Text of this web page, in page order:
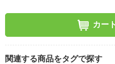
カー
関連する商品をタグで探す